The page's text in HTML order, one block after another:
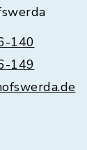
140
149